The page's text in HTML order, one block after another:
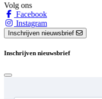
Volg ons
Facebook
Instagram
Inschrijven nieuwsbrief
Inschrijven nieuwsbrief